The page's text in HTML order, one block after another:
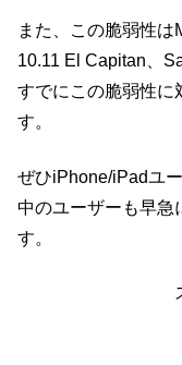
また、この脆弱性は
10.11 El Capitan、
すでにこの脆弱性に
す。
ぜひiPhone/iPadユ
中のユーザーも早急
す。